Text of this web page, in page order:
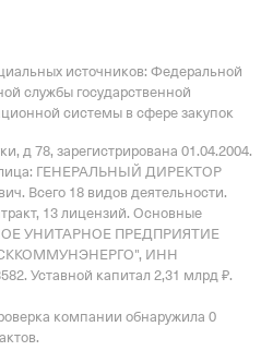
источников: Федеральной
службы государственной
системы в сфере закупок
д 78, зарегистрирована 01.04.2004.
лица: ГЕНЕРАЛЬНЫЙ ДИРЕКТОР
Всего 18 видов деятельности.
, 13 лицензий. Основные
УНИТАРНОЕ ПРЕДПРИЯТИЕ
ИНН
Уставной капитал 2,31 млрд ₽.
компании обнаружила 0